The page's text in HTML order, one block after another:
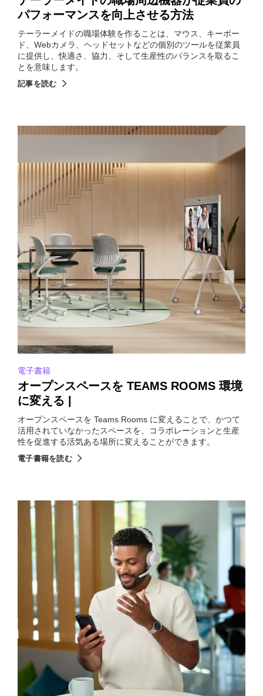
パフォーマンスを向上させる方法
テーラーメイドの職場体験を作ることは、マウス、キーボー
ド、Webカメラ、ヘッドセットなどの個別のツールを従業員
に提供し、快適さ、協力、そして生産性のバランスを取るこ
とを意味します。
記事を読む
電子書籍
オープンスペースを TEAMS ROOMS 環境
に変える |
オープンスペースを Teams Rooms に変えることで、かつて
活用されていなかったスペースを、コラボレーションと生産
性を促進する活気ある場所に変えることができます。
電子書籍を読む